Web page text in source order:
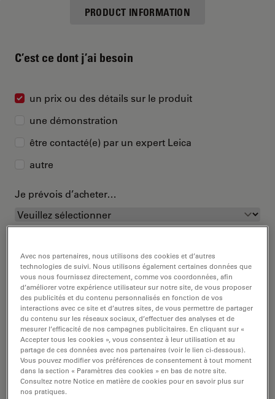
PRODUCT INFORMATION
C’est ce dont j’ai besoin
un prix ou des détails sur le produit
une démonstration
être contacté(e) par un expert Leica
autre
Je prévois d’acheter…
C’est moi
Titre académique en option
Prénom
Avec nos partenaires, nous utilisons des cookies et d’autres
technologies de suivi. Nous utilisons également certaines données que
vous nous fournissez directement, comme vos coordonnées, afin
d’améliorer votre expérience utilisateur sur notre site, de vous proposer
des publicités et du contenu personnalisés en fonction de vos
interactions avec ce site et d’autres sites, de vous permettre de partager
du contenu sur les réseaux sociaux, d’effectuer des analyses et de
mesurer l’efficacité de nos campagnes publicitaires. En cliquant sur «
Accepter tous les cookies », vous consentez à leur utilisation et au
partage de ces données avec nos partenaires (voir le lien ci-dessous).
Vous pouvez modifier vos préférences de consentement à tout moment
dans la section « Paramètres des cookies » en bas de notre site.
Consultez notre Notice en matière de cookies pour en savoir plus sur
nos pratiques.